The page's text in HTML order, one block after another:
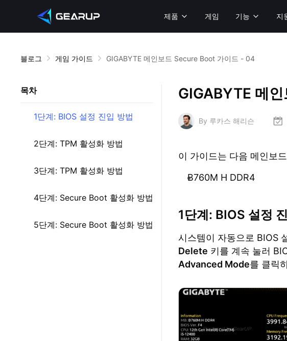
제품 게임 기능 지
블로그 게임 가이드 GIGABYTE 메인보드 Secure Boot 가이드 - 04
목차
1단계: BIOS 설정 진입 방법
2단계: TPM 활성화 방법
3단계: TPM 활성화 방법
4단계: Secure Boot 활성화 방법
5단계: Secure Boot 활성화 방법
GIGABYTE 메
By 루카스 해리슨
이 가이드는 다음 메인보
B760M H DDR4
1단계: BIOS 설정
시스템이 자동으로 BIOS
Delete 키를 계속 눌러
Advanced Mode를 클릭